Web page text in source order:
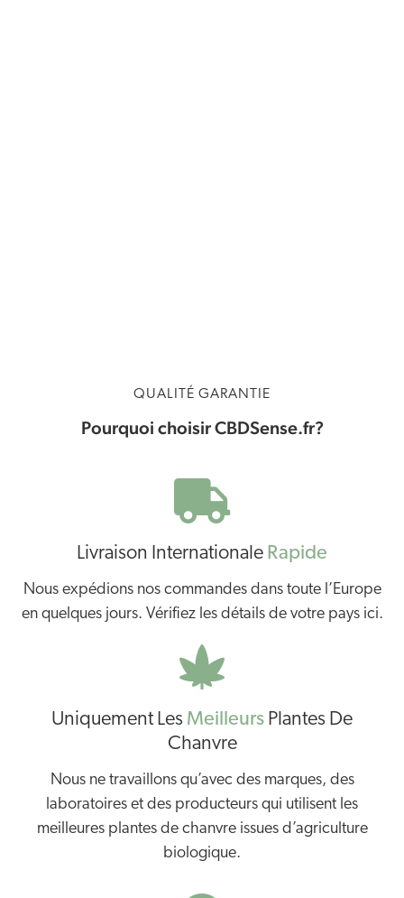
QUALITÉ GARANTIE
Pourquoi choisir CBDSense.fr?
Livraison Internationale Rapide
Nous expédions nos commandes dans toute l’Europe
en quelques jours. Vérifiez les détails de votre pays ici.
Uniquement Les Meilleurs Plantes De
Chanvre
Nous ne travaillons qu’avec des marques, des
laboratoires et des producteurs qui utilisent les
meilleures plantes de chanvre issues d’agriculture
biologique.